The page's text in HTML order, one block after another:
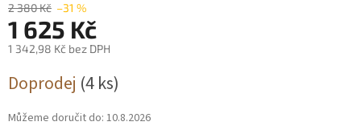
2 380 Kč –31 %
1 625 Kč
1 342,98 Kč bez DPH
cena:
Doprodej (4 ks)
Můžeme doručit do: 10.8.2026